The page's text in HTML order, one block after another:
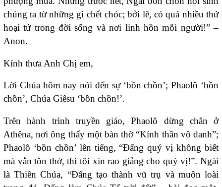
chúng ta từ những gì chết chóc; bởi lẽ, có quá nhiều thứ
hoại tử trong đời sống và nơi linh hồn mỗi người!” –
Anon.
Kính thưa Anh Chị em,
Lời Chúa hôm nay nói đến sự ‘bồn chồn’; Phaolô ‘bồn
chồn’, Chúa Giêsu ‘bồn chồn!’.
Trên hành trình truyền giáo, Phaolô dừng chân ở
Athêna, nơi ông thấy một bàn thờ “Kính thần vô danh”;
Phaolô ‘bồn chồn’ lên tiếng, “Đấng quý vị không biết
mà vẫn tôn thờ, thì tôi xin rao giảng cho quý vị!”. Ngài
là Thiên Chúa, “Đấng tạo thành vũ trụ và muôn loài